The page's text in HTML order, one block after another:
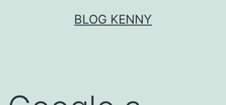
BLOG KENNY